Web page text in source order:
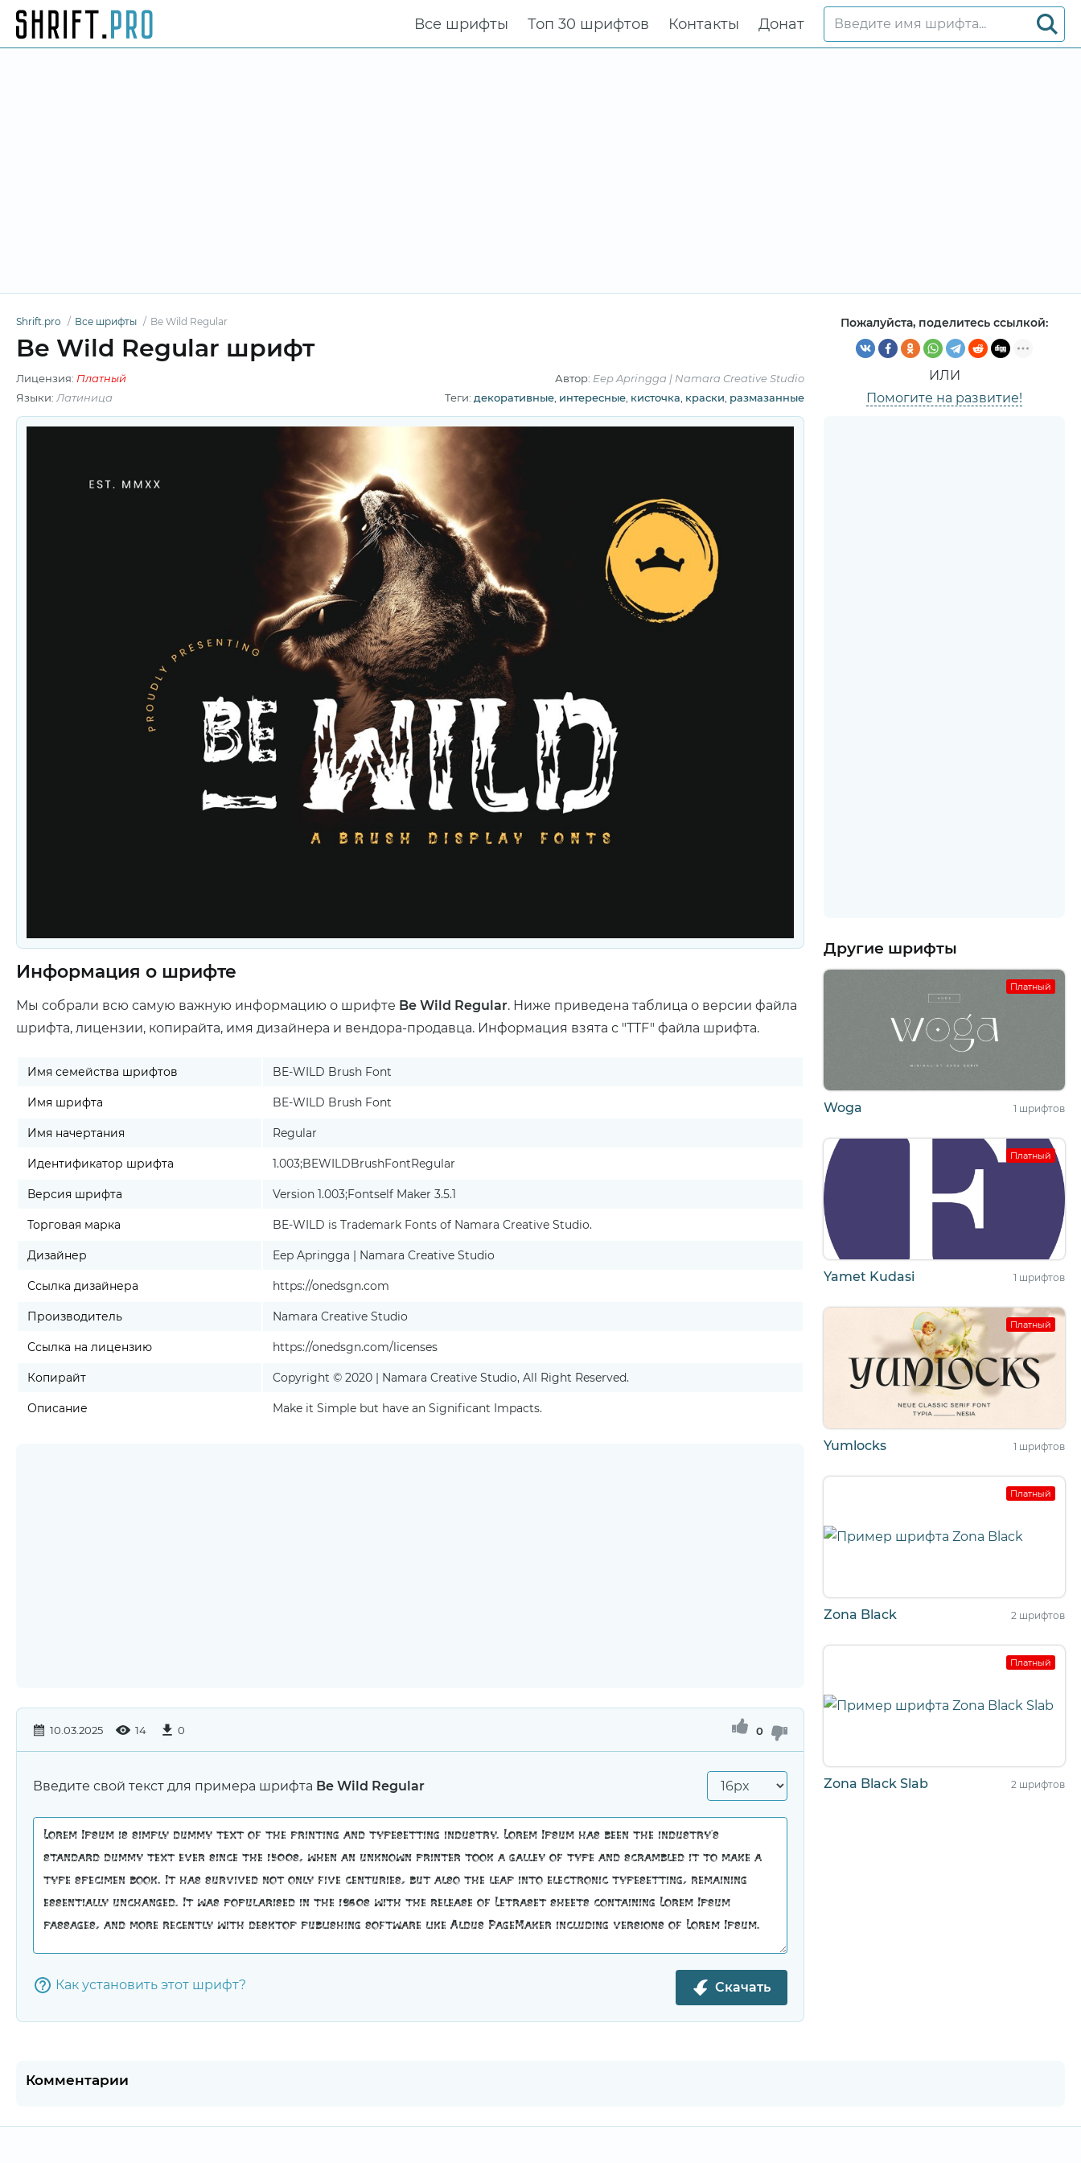
Все шрифты Топ 30 шрифтов Контакты Донат
Shrift.pro Все шрифты Be Wild Regular
Be Wild Regular шрифт
Лицензия: Платный Автор: Eep Apringga | Namara Creative Studio
Языки: Латиница Теги: декоративные интересные кисточка краски размазанные
Пожалуйста, поделитесь ссылкой:
ИЛИ
Помогите на развитие!
Информация о шрифте
Мы собрали всю самую важную информацию о шрифте Be Wild Regular. Ниже приведена таблица о версии файла
шрифта, лицензии, копирайта, имя дизайнера и вендора-продавца. Информация взята с "TTF" файла шрифта.
Имя семейства шрифтов BE-WILD Brush Font
Имя шрифта BE-WILD Brush Font
Имя начертания Regular
Идентификатор шрифта 1.003;BEWILDBrushFontRegular
Версия шрифта Version 1.003;Fontself Maker 3.5.1
Торговая марка BE-WILD is Trademark Fonts of Namara Creative Studio.
Дизайнер Eep Apringga | Namara Creative Studio
Ссылка дизайнера https://onedsgn.com
Производитель Namara Creative Studio
Ссылка на лицензию https://onedsgn.com/licenses
Копирайт Copyright © 2020 | Namara Creative Studio, All Right Reserved.
Описание Make it Simple but have an Significant Impacts.
10.03.2025 14 0 0
Введите свой текст для примера шрифта Be Wild Regular
Как установить этот шрифт? Скачать
Другие шрифты
Платный
Woga 1 шрифтов
Платный
Yamet Kudasi 1 шрифтов
Платный
Yumlocks 1 шрифтов
Платный
Zona Black 2 шрифтов
Платный
Zona Black Slab 2 шрифтов
Комментарии